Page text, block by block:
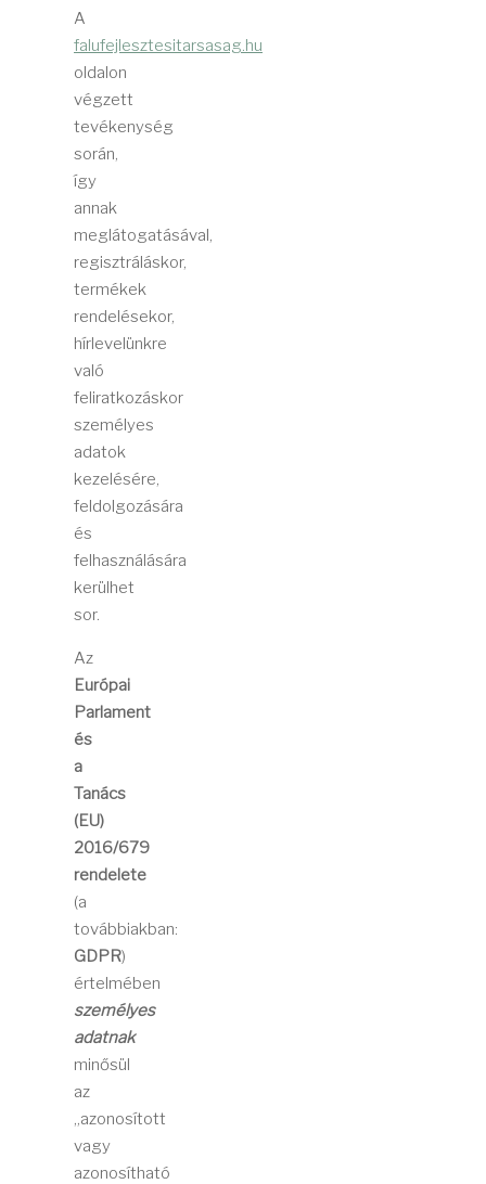
A
falufejlesztesitarsasag.hu
oldalon
végzett
tevékenység
során,
így
annak
meglátogatásával,
regisztráláskor,
termékek
rendelésekor,
hírlevelünkre
való
feliratkozáskor
személyes
adatok
kezelésére,
feldolgozására
és
felhasználására
kerülhet
sor.
Az
Európai
Parlament
és
a
Tanács
(EU)
2016/679
rendelete
(a
továbbiakban:
GDPR)
értelmében
személyes
adatnak
minősül
az
„azonosított
vagy
azonosítható